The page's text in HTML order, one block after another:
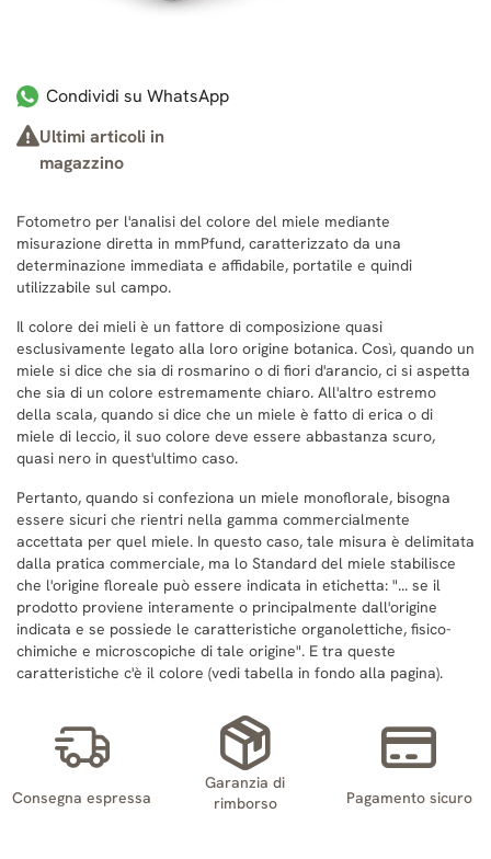
Condividi su WhatsApp
Ultimi articoli in
magazzino
Fotometro per l'analisi del colore del miele mediante
misurazione diretta in mmPfund, caratterizzato da una
determinazione immediata e affidabile, portatile e quindi
utilizzabile sul campo.
Il colore dei mieli è un fattore di composizione quasi
esclusivamente legato alla loro origine botanica. Così, quando un
miele si dice che sia di rosmarino o di fiori d'arancio, ci si aspetta
che sia di un colore estremamente chiaro. All'altro estremo
della scala, quando si dice che un miele è fatto di erica o di
miele di leccio, il suo colore deve essere abbastanza scuro,
quasi nero in quest'ultimo caso.
Pertanto, quando si confeziona un miele monoflorale, bisogna
essere sicuri che rientri nella gamma commercialmente
accettata per quel miele. In questo caso, tale misura è delimitata
dalla pratica commerciale, ma lo Standard del miele stabilisce
che l'origine floreale può essere indicata in etichetta: "... se il
prodotto proviene interamente o principalmente dall'origine
indicata e se possiede le caratteristiche organolettiche, fisico-
chimiche e microscopiche di tale origine". E tra queste
caratteristiche c'è il colore (vedi tabella in fondo alla pagina).
Consegna espressa
Garanzia di
rimborso
Pagamento sicuro